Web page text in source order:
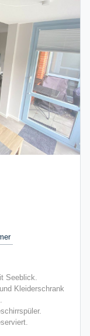
Seeblick.
Kleiderschrank